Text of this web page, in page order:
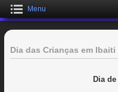
Menu
Dia das Crianças em Ibaiti
Dia